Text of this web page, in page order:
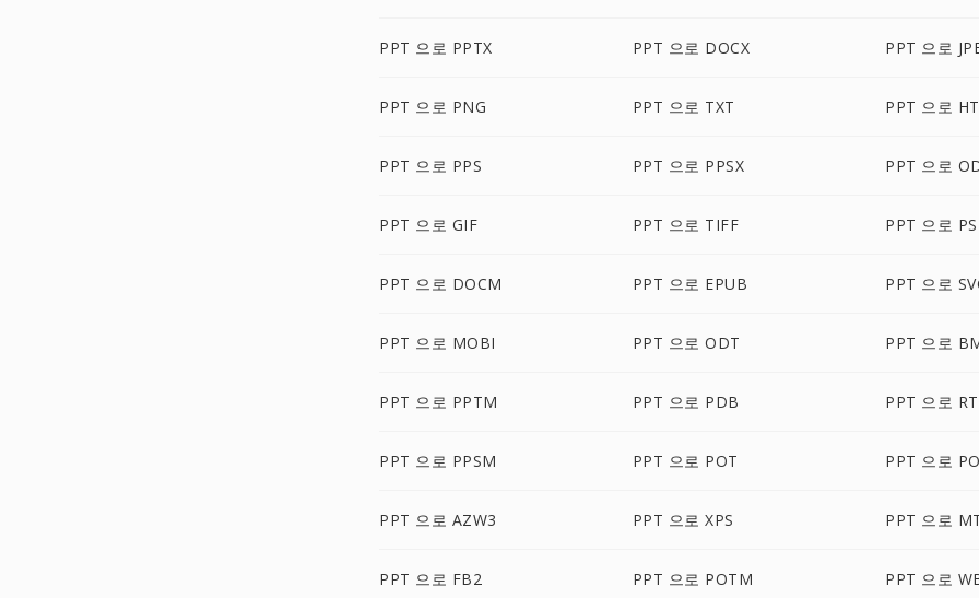
PPT 으로 PPTX PPT 으로 DOCX PPT 으로
PPT 으로 PNG PPT 으로 TXT PPT 으로
PPT 으로 PPS PPT 으로 PPSX PPT 으로
PPT 으로 GIF PPT 으로 TIFF PPT 으로
PPT 으로 DOCM PPT 으로 EPUB PPT 으로
PPT 으로 MOBI PPT 으로 ODT PPT 으로
PPT 으로 PPTM PPT 으로 PDB PPT 으로
PPT 으로 PPSM PPT 으로 POT PPT 으로
PPT 으로 AZW3 PPT 으로 XPS PPT 으로
PPT 으로 FB2 PPT 으로 POTM PPT 으로